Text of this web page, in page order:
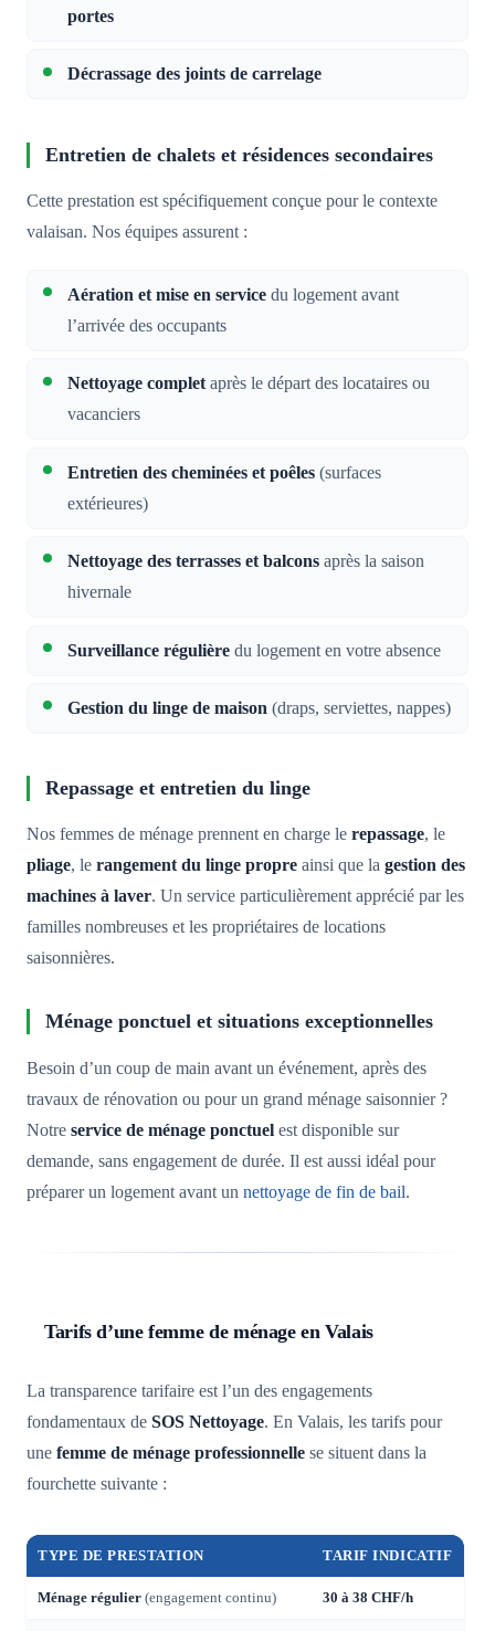
portes
Décrassage des joints de carrelage
Entretien de chalets et résidences secondaires
Cette prestation est spécifiquement conçue pour le contexte
valaisan. Nos équipes assurent :
Aération et mise en service du logement avant
l’arrivée des occupants
Nettoyage completaprès le départ des locataires ou
vacanciers
Entretien des cheminées et poêles (surfaces
extérieures)
Nettoyage des terrasses et balcons après la saison
hivernale
Surveillance régulière du logement en votre absence
Gestion du linge de maison (draps, serviettes, nappes)
Repassage et entretien du linge
Nos femmes de ménage prennent en charge le repassage, le
pliage, le rangement du linge propre ainsi que la gestion des
machines à laver. Un service particulièrement apprécié par les
familles nombreuses et les propriétaires de locations
saisonnières.
Ménage ponctuel et situations exceptionnelles
Besoin d’un coup de main avant un événement, après des
travaux de rénovation ou pour un grand ménage saisonnier ?
Notre service de ménage ponctuel est disponible sur
demande, sans engagement de durée. Il est aussi idéal pour
préparer un logement avant un nettoyage de fin de bail.
Tarifs d’une femme de ménage en Valais
La transparence tarifaire est l’un des engagements
fondamentaux de SOS Nettoyage. En Valais, les tarifs pour
une femme de ménage professionnelle se situent dans la
fourchette suivante :
TYPE DE PRESTATION TARIF INDICATIF
Ménage régulier (engagement continu) 30 à 38 CHF/h